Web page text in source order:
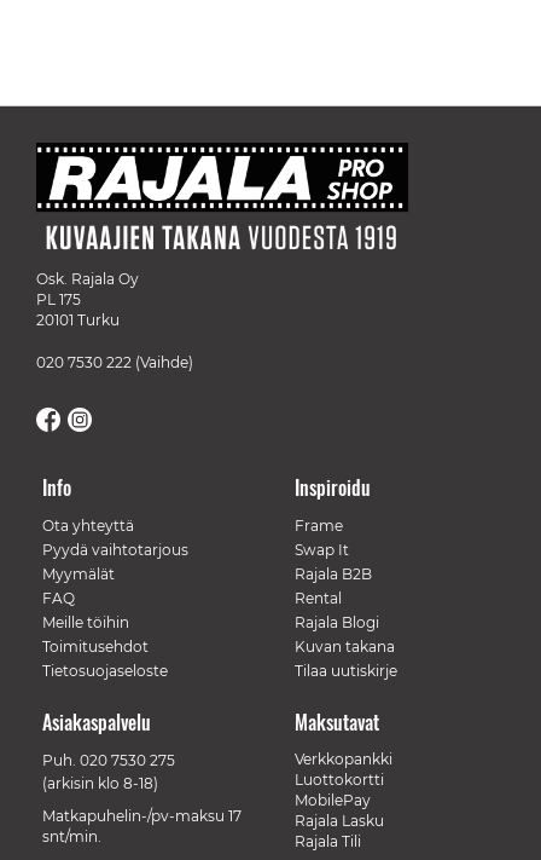
Osk. Rajala Oy
PL 175
20101 Turku
020 7530 222 (Vaihde)
Info
Ota yhteyttä
Pyydä vaihtotarjous
Myymälät
FAQ
Meille töihin
Toimitusehdot
Tietosuojaseloste
Inspiroidu
Frame
Swap It
Rajala B2B
Rental
Rajala Blogi
Kuvan takana
Tilaa uutiskirje
Maksutavat
Verkkopankki
Luottokortti
MobilePay
Rajala Lasku
Rajala Tili
Asiakaspalvelu
Puh. 020 7530 275
(arkisin klo 8-18)
Matkapuhelin-/pv-maksu 17
snt/min.